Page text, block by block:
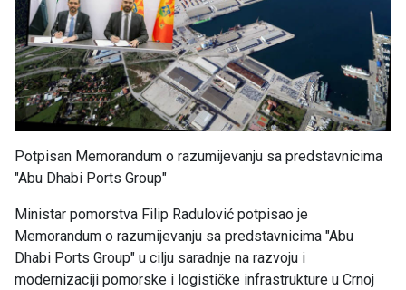
Potpisan Memorandum o razumijevanju sa predstavnicima
"Abu Dhabi Ports Group"
Ministar pomorstva Filip Radulović potpisao je
Memorandum o razumijevanju sa predstavnicima "Abu
Dhabi Ports Group" u cilju saradnje na razvoju i
modernizaciji pomorske i logističke infrastrukture u Crnoj